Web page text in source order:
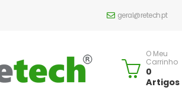
geral@retech.pt
O Meu
Carrinho
0
Artigos